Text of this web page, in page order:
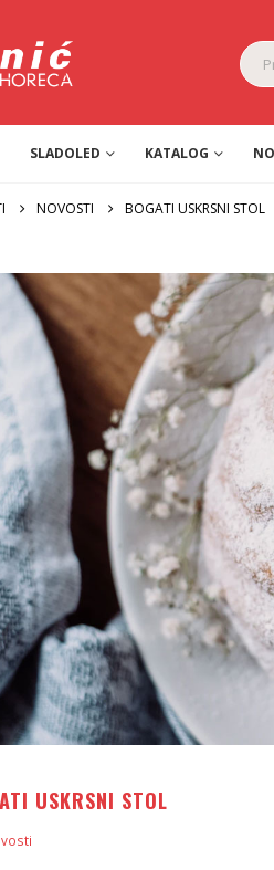
SLADOLED KATALOG
NOVOSTI BOGATI USKRSNI STOL
USKRSNI STOL